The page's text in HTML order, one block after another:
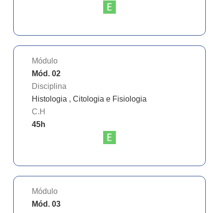
Módulo
Mód. 02
Disciplina
Histologia , Citologia e Fisiologia
C.H
45h
Módulo
Mód. 03